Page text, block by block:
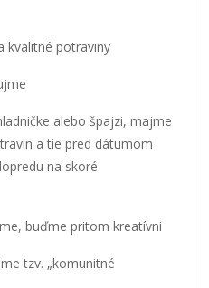
kvalitné potraviny
alebo špajzi, majme
a tie pred dátumom
na skoré
buďme pritom kreatívni
tzv. „komunitné